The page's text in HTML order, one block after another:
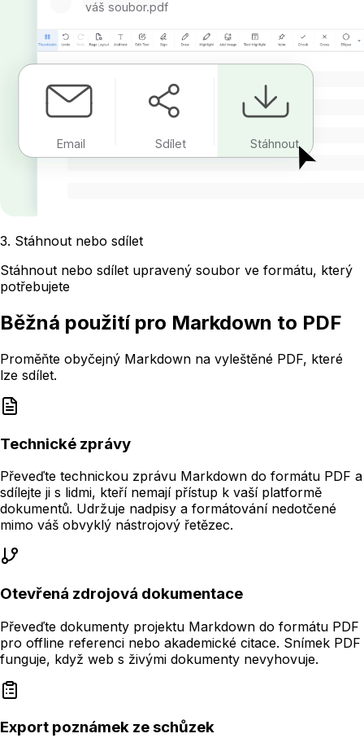
váš soubor.pdf
Email Sdílet Stáhnout
3. Stáhnout nebo sdílet
Stáhnout nebo sdílet upravený soubor ve formátu, který
potřebujete
Běžná použití pro Markdown to PDF
Proměňte obyčejný Markdown na vyleštěné PDF, které
lze sdílet.
Technické zprávy
Převeďte technickou zprávu Markdown do formátu PDF a
sdílejte ji s lidmi, kteří nemají přístup k vaší platformě
dokumentů. Udržuje nadpisy a formátování nedotčené
mimo váš obvyklý nástrojový řetězec.
Otevřená zdrojová dokumentace
Převeďte dokumenty projektu Markdown do formátu PDF
pro offline referenci nebo akademické citace. Snímek PDF
funguje, když web s živými dokumenty nevyhovuje.
Export poznámek ze schůzek